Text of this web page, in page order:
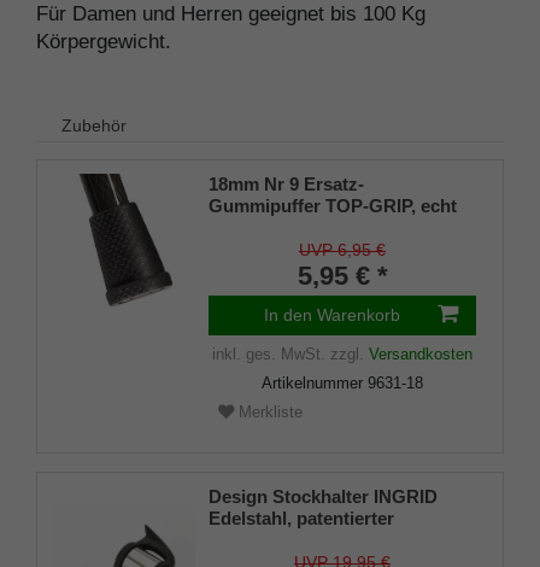
Für Damen und Herren geeignet bis 100 Kg
Körpergewicht.
Zubehör
18mm Nr 9 Ersatz-
Gummipuffer TOP-GRIP, echt
UVP 6,95 €
5,95 € *
In den Warenkorb
inkl. ges. MwSt. zzgl. Versandkosten
Artikelnummer 9631-18
Merkliste
Design Stockhalter INGRID
Edelstahl, patentierter
(18 - 22mm), Weichgummi
UVP 19,95 €